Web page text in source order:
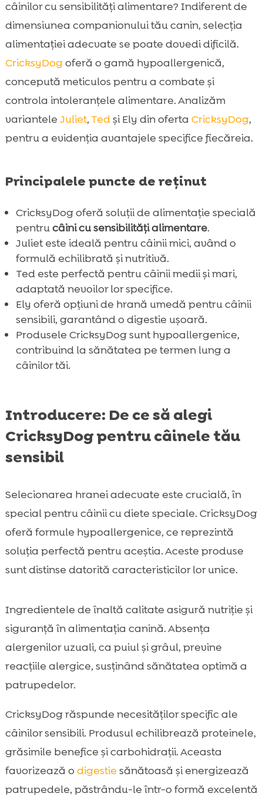
Ce înseamnă hrană pentru câini sensibili?
Avantajele hranei CricksyDog pentru câini
sensibili
Juliet – Hrană uscată pentru câini mici
Compararea hranei CricksyDog pentru
câini sensibili

Ted – Hrană uscată pentru câini medii și
mari

Tratamente și recompense CricksyDog
pentru câini sensibili
 Suplimentele Twinky pentru câini sensibili
 Îngrijirea pielii sensibile: Șampoane și
balsamuri CricksyDog
 Clienții noștri despre CricksyDog
 Unde să cumpărați produsele CricksyDog
Sfaturi pentru alegerea hranei potrivite
pentru câinele tău sensibil
Comparație între formulele Juliet, Ted și Ely
 Recenzii și testimoniale despre CricksyDog
 Concluzie
câinilor cu sensibilități alimentare? Indiferent de
dimensiunea companionului tău canin, selecția
alimentației adecvate se poate dovedi dificilă.
CricksyDogoferă o gamă hypoallergenică,
concepută meticulos pentru a combate și
controla intoleranțele alimentare. Analizăm
variantele Juliet, Tedși Ely din oferta CricksyDog,
pentru a evidenția avantajele specifice fiecăreia.
Principalele puncte de reținut
CricksyDog oferă soluții de alimentație specială
pentrucâini cu sensibilități alimentare.
Juliet este ideală pentru câinii mici, având o
formulă echilibrată și nutritivă.
Ted este perfectă pentru câinii medii și mari,
adaptată nevoilor lor specifice.
Ely oferă opțiuni de hrană umedă pentru câinii
sensibili, garantând o digestie ușoară.
Produsele CricksyDog sunt hypoallergenice,
contribuind la sănătatea pe termen lung a
câinilor tăi.
Introducere: De ce să alegi
CricksyDog pentru câinele tău
sensibil
Selecionarea hranei adecvate este crucială, în
special pentru câinii cu diete speciale. CricksyDog
oferă formule hypoallergenice, ce reprezintă
soluția perfectă pentru aceștia. Aceste produse
sunt distinse datorită caracteristicilor lor unice.
Ingredientele de înaltă calitate asigură nutriție și
siguranță în alimentația canină. Absența
alergenilor uzuali, ca puiul și grâul, previne
reacțiile alergice, susținând sănătatea optimă a
patrupedelor.
CricksyDog răspunde necesităților specific ale
câinilor sensibili. Produsul echilibrează proteinele,
grăsimile benefice și carbohidrații. Aceasta
favorizează o digestie sănătoasă și energizează
patrupedele, păstrându-le într-o formă excelentă